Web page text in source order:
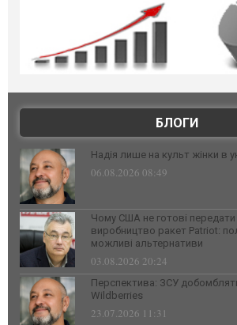
БЛОГИ
Надія лише на культ жінки в
06.08.2026 08:49
Чому США не готові передати
виробництво ракет Patriot:
можливі альтернативи
03.08.2026 20:24
Перспектива: ЗСУ добомблять
Wildberries
23.07.2026 11:31